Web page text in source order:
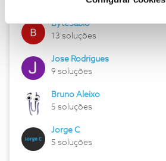
ByteSábio
13 soluções
Jose Rodrigues
9 soluções
Bruno Aleixo
5 soluções
Jorge C
5 soluções